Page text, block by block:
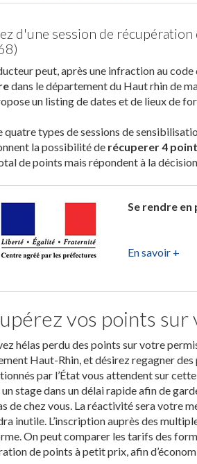
d'une session de
peut, après une infraction au
dans le département du Haut rhin de
un listing de dates et de lieux de
quatre types de sessions de
la possibilité de récuperer 4
de points mais répondent à la
Se rendre
En savoir +
vos points
hélas perdu des points sur votre
Haut-Rhin, et désirez regagner des
par l’État vous attendent sur
stage dans un délai rapide afin de
de chez vous. La réactivité sera votre
inutile. L’inscription auprès des
On peut comparer les tarifs des
de points à petit prix, afin